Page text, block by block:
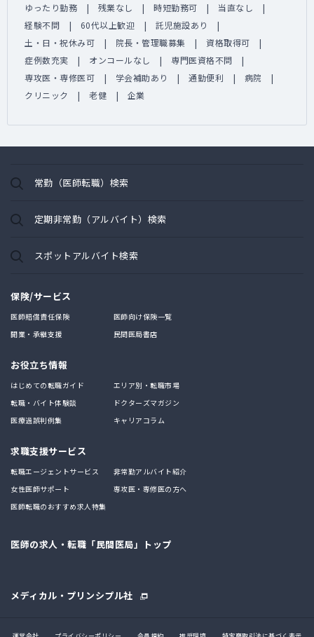
ゆったり勤務
残業なし 時短勤務可
当直なし
経験不問
60代以上歓迎
託児施設あり
土・日・祝休み可
院長・管理職募集
資格取得可
症例数充実
オンコールなし
専門医資格不問
専攻医・専修医可
学会補助あり 通勤便利
病院
クリニック
老健 企業
常勤（医師転職）検索
定期非常勤（アルバイト）検索
スポットアルバイト検索
保険/サービス
医師賠償責任保険
医師向け保険一覧
開業・承継支援
民間医局書店
お役立ち情報
はじめての転職ガイド
エリア別・転職市場
転職・バイト体験談
ドクターズマガジン
医療過誤判例集
キャリアコラム
求職支援サービス
転職エージェントサービス
非常勤アルバイト紹介
女性医師サポート
専攻医・専修医の方へ
医師転職のおすすめ求人特集
医師の求人・転職「民間医局」トップ
メディカル・プリンシプル社